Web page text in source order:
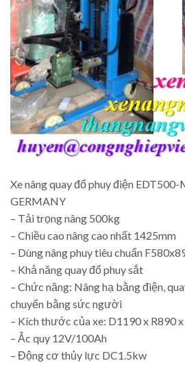
Xe nâng quay đổ phuy điện
GERMANY
– Tải trọng nâng 500kg
– Chiều cao nâng cao nhất 1425mm
– Dùng nâng phuy tiêu chuẩn
– Khả năng quay đổ phuy sắt
– Chức năng: Nâng hạ bằng điện,
chuyển bằng sức người
– Kích thước của xe: D1190 x R890
– Ắc quy 12V/100Ah
– Động cơ thủy lực DC1.5kw